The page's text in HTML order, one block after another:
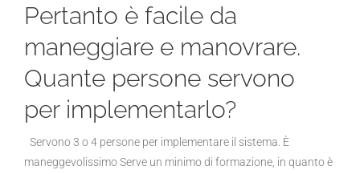
Pertanto è facile da
maneggiare e manovrare.
Quante persone servono
per implementarlo?
Servono 3 o 4 persone per implementare il sistema. È
maneggevolissimo Serve un minimo di formazione, in quanto è